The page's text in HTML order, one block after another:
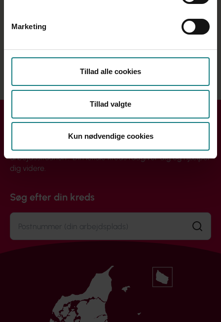
Marketing
Tillad alle cookies
Tillad valgte
Kun nødvendige cookies
Tidsbegrænset ansættelse
Underretningspligt
Få hjælp i din kreds
arbejdssituation? Din lokale kreds rådgiver dig og hjælper
dig videre.
Søg efter din kreds
Søg